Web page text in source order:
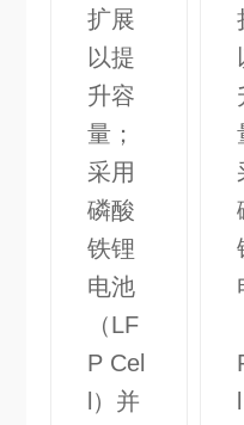
扩展
以提
升容
量；
采用
磷酸
铁锂
电池
（LF
P Cel
l）并